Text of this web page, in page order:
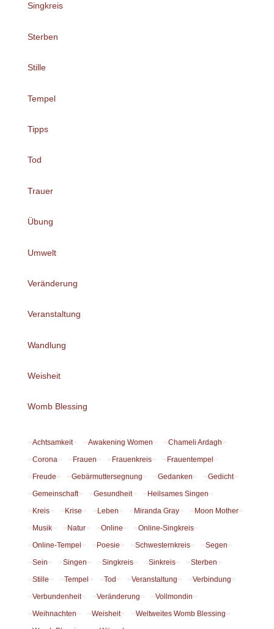
Singkreis
Sterben
Stille
Tempel
Tipps
Tod
Trauer
Übung
Umwelt
Veränderung
Veranstaltung
Wandlung
Weisheit
Womb Blessing
Achtsamkeit Awakening Women
Chameli Ardagh
Corona
Frauen Frauenkreis
Frauentempel
Freude
Gebärmuttersegnung Gedanken
Gedicht
Gemeinschaft
Gesundheit
Heilsames Singen
Kreis
Krise Leben Miranda Gray
Moon Mother
Musik
Natur Online
Online-Singkreis
Online-Tempel
Poesie Schwesternkreis
Segen
Sein
Singen Singkreis Sinkreis
Sterben
Stille
Tempel Tod Veranstaltung
Verbindung
Verbundenheit
Veränderung
Vollmondin
Weihnachten
Weisheit
Weltweites Womb Blessing